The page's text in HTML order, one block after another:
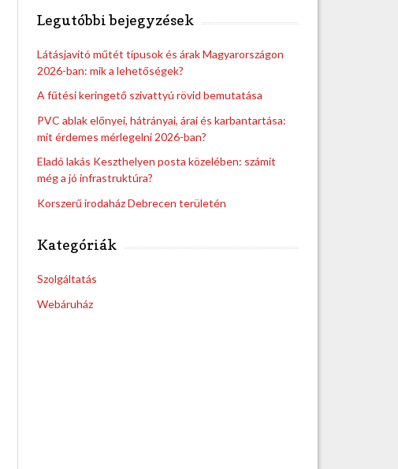
Legutóbbi bejegyzések
Látásjavító műtét típusok és árak Magyarországon
2026-ban: mik a lehetőségek?
A fűtési keringető szivattyú rövid bemutatása
PVC ablak előnyei, hátrányai, árai és karbantartása:
mit érdemes mérlegelni 2026-ban?
Eladó lakás Keszthelyen posta közelében: számít
még a jó infrastruktúra?
Korszerű irodaház Debrecen területén
Kategóriák
Szolgáltatás
Webáruház